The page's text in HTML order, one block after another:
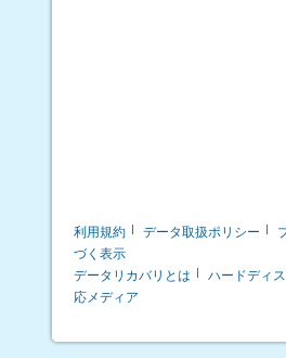
利用規約 データ取扱ポリシー
づく表示
データリカバリとは
ハードディ
応メディア